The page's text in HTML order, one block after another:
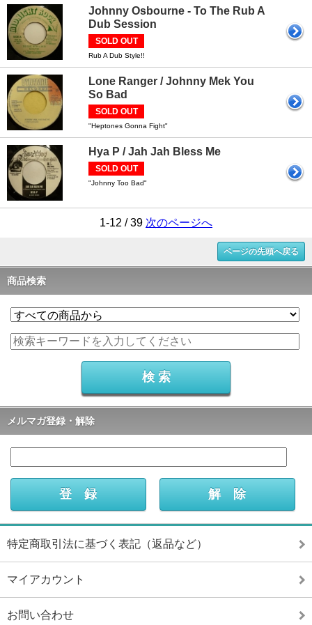
Johnny Osbourne - To The Rub A
Dub Session
SOLD OUT
Rub A Dub Style!!
Lone Ranger / Johnny Mek You
So Bad
SOLD OUT
"Heptones Gonna Fight"
Hya P / Jah Jah Bless Me
SOLD OUT
"Johnny Too Bad"
1-12 / 39 次のページへ
ページの先頭へ戻る
商品検索
メルマガ登録・解除
特定商取引法に基づく表記（返品など）
マイアカウント
お問い合わせ